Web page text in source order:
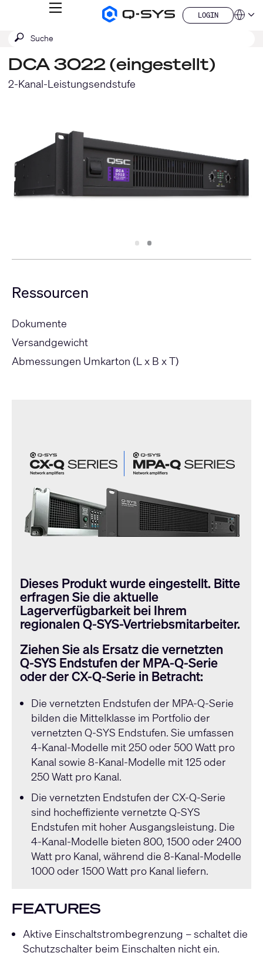
Q-
Homepage
MENÜ
LOGIN
LOGIN
QSYS.com (English)
Deutsch
Español
Français
China (中文)
Suche
SUCHE
DCA 3022 (eingestellt)
2-Kanal-Leistungsendstufe
Slide
1 Slide
2
Ressourcen
Dokumente
Versandgewicht
Abmessungen Umkarton (L x B x T)
Dieses Produkt wurde eingestellt. Bitte
erfragen Sie die aktuelle
Lagerverfügbarkeit bei Ihrem
regionalen Q-SYS-Vertriebsmitarbeiter.
Ziehen Sie als Ersatz die vernetzten
Q-SYSEndstufen der MPA-Q-Serie
oder der CX-Q-Serie in Betracht:
Die vernetzten Endstufen der MPA-Q-Serie
bilden die Mittelklasse im Portfolio der
vernetzten Q-SYS Endstufen. Sie umfassen
4-Kanal-Modelle mit 250 oder 500 Watt pro
Kanal sowie 8-Kanal-Modelle mit 125 oder
250 Watt pro Kanal.
Die vernetzten Endstufen der CX-Q-Serie
sind hocheffiziente vernetzte Q-SYS
Endstufen mit hoher Ausgangsleistung. Die
4-Kanal-Modelle bieten 800, 1500 oder 2400
Watt pro Kanal, während die 8-Kanal-Modelle
1000 oder 1500 Watt pro Kanal liefern.
FEATURES
Aktive Einschaltstrombegrenzung – schaltet die
Schutzschalter beim Einschalten nicht ein.